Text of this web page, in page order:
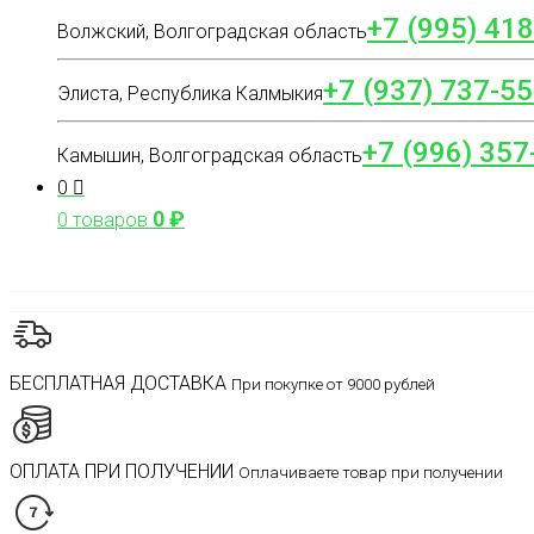
Волжский, Волгоградская область+7 (995)
Элиста, Республика Калмыкия+7 (937) 737-
Камышин, Волгоградская область+7 (996)
0
0 товаров 0₽
БЕСПЛАТНАЯ ДОСТАВКА При покупке от 9000 рублей
ОПЛАТА ПРИ ПОЛУЧЕНИИ Оплачиваете товар при получении